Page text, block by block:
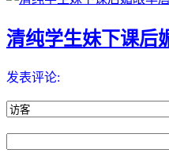
清纯学生妹下课后
发表评论: